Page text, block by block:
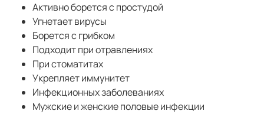
Активно борется с простудой
Угнетает вирусы
Борется с грибком
Подходит при отравлениях
При стоматитах
Укрепляет иммунитет
Инфекционных заболеваниях
Мужские и женские половые инфекции